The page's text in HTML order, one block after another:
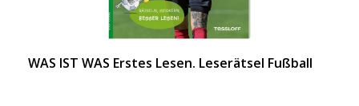
WAS IST WAS Erstes Lesen. Leserätsel Fußball